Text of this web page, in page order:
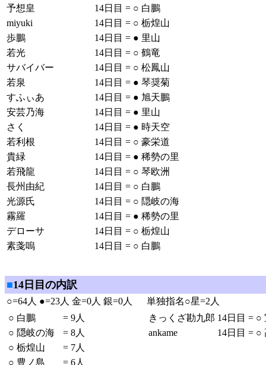
予想皇
14日目 = ○ 白鵬
miyuki
14日目 = ○ 栃煌山
歩鵬
14日目 = ● 里山
若光
14日目 = ○ 鶴竜
サバイバー
14日目 = ○ 松鳳山
若泉
14日目 = ● 琴奨菊
すふぃあ
14日目 = ● 旭天鵬
安芸乃海
14日目 = ● 里山
さく
14日目 = ● 時天空
若利根
14日目 = ○ 豪栄道
貴緑
14日目 = ● 稀勢の里
若飛龍
14日目 = ○ 琴欧洲
長州由紀
14日目 = ○ 白鵬
光源氏
14日目 = ○ 隠岐の海
霧羅
14日目 = ● 稀勢の里
デローサ
14日目 = ○ 栃煌山
素戔嗚
14日目 = ○ 白鵬
■14日目の内訳
○=64人 ●=23人 金=0人 銀=0人
単独指名○星=2人
○ 白鵬 = 9人
○ 隠岐の海 = 8人
○ 栃煌山 = 7人
○ 豊ノ島 = 6人
きっくざ勘九郎 14日目 = ○
ankame
14日目 = ○